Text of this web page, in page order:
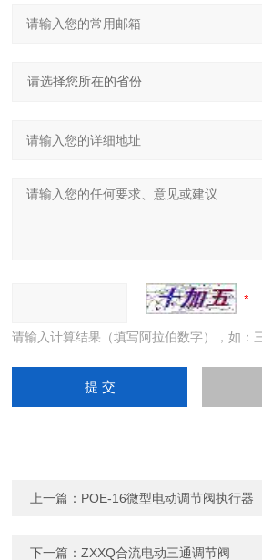
请输入计算结果（填写阿拉伯数字），如：
上一篇： POE-16微型电动调节阀执行器
下一篇：ZXXQ合流电动三通调节阀